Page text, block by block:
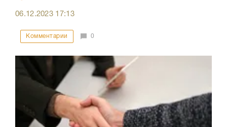
06.12.2023 17:13
Комментарии 0